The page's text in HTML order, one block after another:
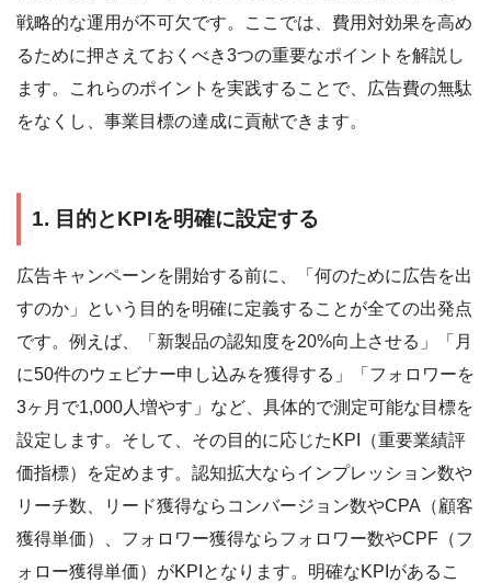
戦略的な運用が不可欠です。ここでは、費用対効果を高め
るために押さえておくべき3つの重要なポイントを解説し
ます。これらのポイントを実践することで、広告費の無駄
をなくし、事業目標の達成に貢献できます。
1. 目的とKPIを明確に設定する
広告キャンペーンを開始する前に、「何のために広告を出
すのか」という目的を明確に定義することが全ての出発点
です。例えば、「新製品の認知度を20%向上させる」「月
に50件のウェビナー申し込みを獲得する」「フォロワーを
3ヶ月で1,000人増やす」など、具体的で測定可能な目標を
設定します。そして、その目的に応じたKPI（重要業績評
価指標）を定めます。認知拡大ならインプレッション数や
リーチ数、リード獲得ならコンバージョン数やCPA（顧客
獲得単価）、フォロワー獲得ならフォロワー数やCPF（フ
ォロー獲得単価）がKPIとなります。明確なKPIがあるこ